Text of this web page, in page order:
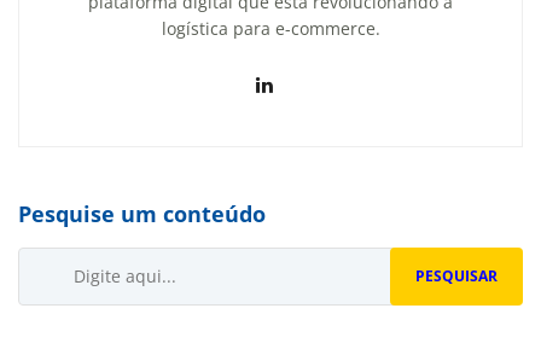
logística para e-commerce.
Pesquise um conteúdo
PESQUISAR